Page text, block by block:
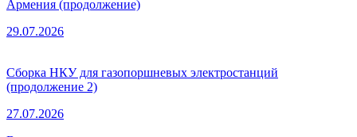
Армения (продолжение)
29.07.2026
Сборка НКУ для газопоршневых электростанций
(продолжение 2)
27.07.2026